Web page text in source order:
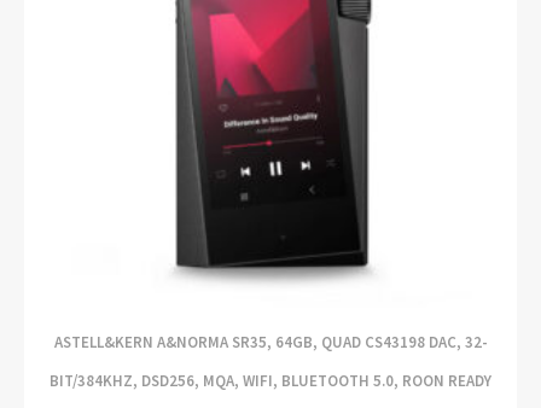
ASTELL&KERN A&NORMA SR35, 64GB, QUAD CS43198 DAC, 32-
BIT/384KHZ, DSD256, MQA, WIFI, BLUETOOTH 5.0, ROON READY